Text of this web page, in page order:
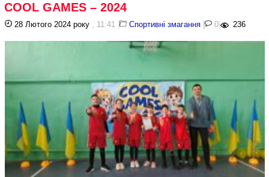
COOL GAMES – 2024
28 Лютого 2024 року , 11:41 | Спортивні змагання | 0 | 236